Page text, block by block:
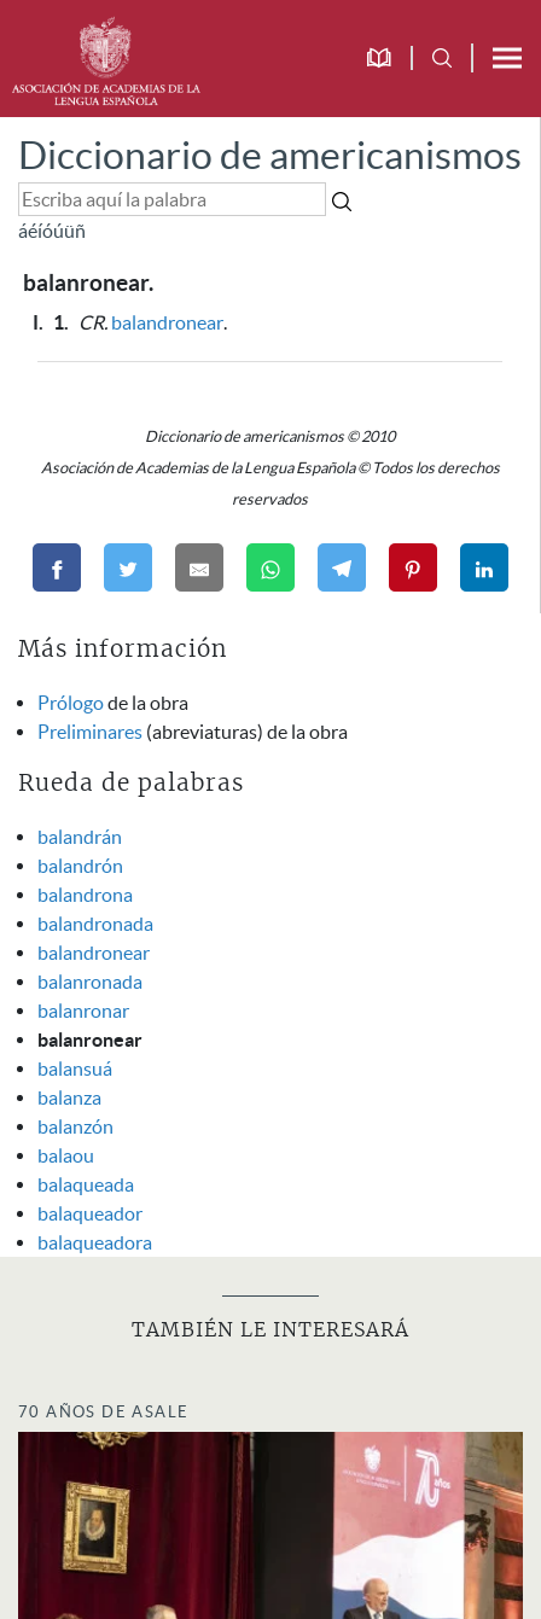
Diccionario de americanismos
áéíóúüñ
balanronear.
I. 1. CR. balandronear.
Diccionario de americanismos © 2010
Asociación de Academias de la Lengua Española © Todos los derechos
reservados
Más información
Prólogode la obra
Preliminares (abreviaturas) de la obra
Rueda de palabras
balandrán
balandrón
balandrona
balandronada
balandronear
balanronada
balanronar
balanronear
balansuá
balanza
balanzón
balaou
balaqueada
balaqueador
balaqueadora
TAMBIÉN LE INTERESARÁ
70 AÑOS DE ASALE